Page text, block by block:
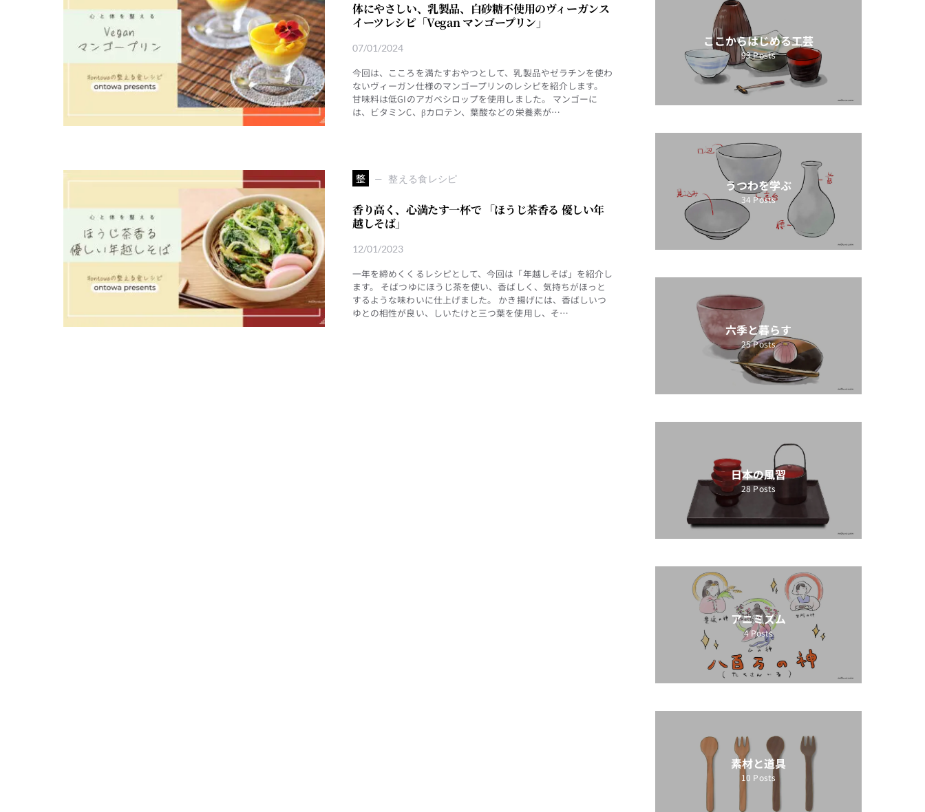
体にやさしい、乳製品、白砂糖不使用のヴィーガンス
イーツレシピ「Vegan マンゴープリン」
07/01/2024
今回は、こころを満たすおやつとして、乳製品やゼラチンを使わ
ないヴィーガン仕様のマンゴープリンのレシピを紹介します。
甘味料は低GIのアガベシロップを使用しました。 マンゴーに
は、ビタミンC、βカロテン、葉酸などの栄養素が…
整 整える食レシピ
香り高く、心満たす一杯で 「ほうじ茶香る 優しい年
越しそば」
12/01/2023
一年を締めくくるレシピとして、今回は「年越しそば」を紹介し
ます。 そばつゆにほうじ茶を使い、香ばしく、気持ちがほっと
するような味わいに仕上げました。 かき揚げには、香ばしいつ
ゆとの相性が良い、しいたけと三つ葉を使用し、そ…
ここからはじめる工芸
93Posts
うつわを学ぶ
34 Posts
六季と暮らす
25Posts
日本の風習
28Posts
アニミズム
4Posts
素材と道具
10 Posts